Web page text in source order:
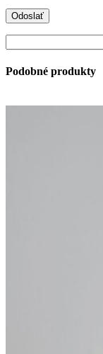
Podobné produkty